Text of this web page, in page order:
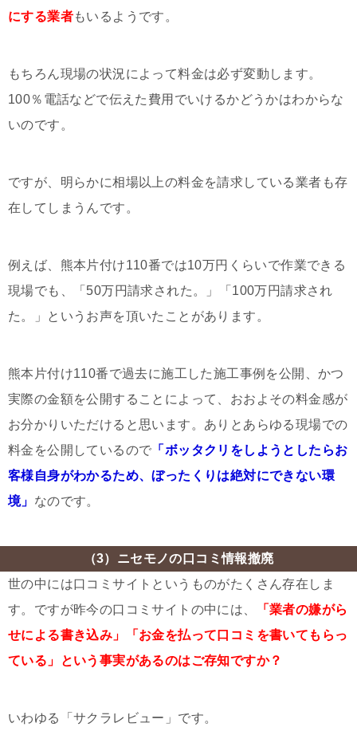
にする業者もいるようです。
もちろん現場の状況によって料金は必ず変動します。
100％電話などで伝えた費用でいけるかどうかはわからな
いのです。
ですが、明らかに相場以上の料金を請求している業者も存
在してしまうんです。
例えば、熊本片付け110番では10万円くらいで作業できる
現場でも、「50万円請求された。」「100万円請求され
た。」というお声を頂いたことがあります。
熊本片付け110番で過去に施工した施工事例を公開、かつ
実際の金額を公開することによって、おおよその料金感が
お分かりいただけると思います。ありとあらゆる現場での
料金を公開しているので 「ボッタクリをしようとしたらお
客様自身がわかるため、ぼったくりは絶対にできない環
境」 なのです。
（3）ニセモノの口コミ情報撤廃
世の中には口コミサイトというものがたくさん存在しま
す。ですが昨今の口コミサイトの中には、
「業者の嫌がら
せによる書き込み」「お金を払って口コミを書いてもらっ
ている」という事実があるのはご存知ですか？
いわゆる「サクラレビュー」です。